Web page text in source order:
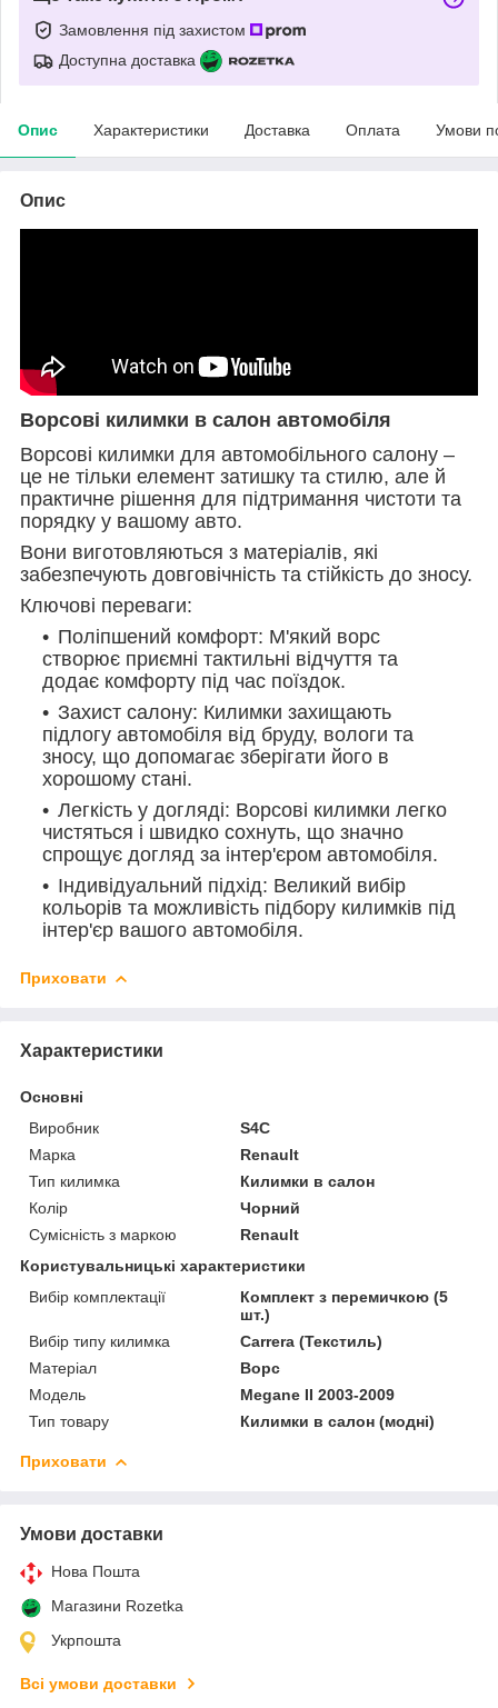
Замовлення під захистом
Доступна доставка
Опис Характеристики Доставка Оплата Умови
Опис
Ворсові килимки в салон автомобіля
Ворсові килимки для автомобільного салону –
це не тільки елемент затишку та стилю, але й
практичне рішення для підтримання чистоти та
порядку у вашому авто.
Вони виготовляються з матеріалів, які
забезпечують довговічність та стійкість до зносу.
Ключові переваги:
Поліпшений комфорт: М'який ворс
створює приємні тактильні відчуття та
додає комфорту під час поїздок.
Захист салону: Килимки захищають
підлогу автомобіля від бруду, вологи та
зносу, що допомагає зберігати його в
хорошому стані.
Легкість у догляді: Ворсові килимки легко
чистяться і швидко сохнуть, що значно
спрощує догляд за інтер'єром автомобіля.
Індивідуальний підхід: Великий вибір
кольорів та можливість підбору килимків під
інтер'єр вашого автомобіля.
Приховати
Характеристики
Основні
Виробник
S4C
Марка
Renault
Тип килимка
Килимки в салон
Колір
Чорний
Сумісність з маркою
Renault
Користувальницькі характеристики
Вибір комплектації
Комплект з перемичкою (5
шт.)
Вибір типу килимка
Carrera (Текстиль)
Матеріал
Ворс
Мoдель
Megane II 2003-2009
Тип товару
Килимки в салон (модні)
Приховати
Умови доставки
Нова Пошта
Магазини Rozetka
Укрпошта
Всі умови доставки